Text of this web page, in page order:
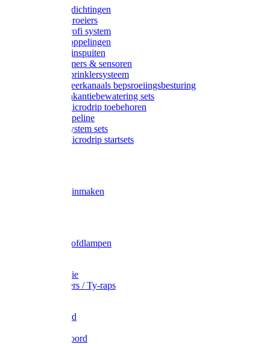
Gardena afdichtingen
Gardena sproeiers
Gardena Profi system
Gardena koppelingen
Gardena tuinspuiten
Gardena timers & sensoren
Gardena Sprinklersysteem
Gardena meerkanaals bepsroeiingsbesturing
Gardena vakantiebewatering sets
Gardena Microdrip toebehoren
Gardena Pipeline
Gardena System sets
Gardena Microdrip startsets
Wecken & inmaken
Zak- & Hoofdlampen
Tape en folie
Kabelbinders / Ty-raps
Metselkoord
Elastisch koord